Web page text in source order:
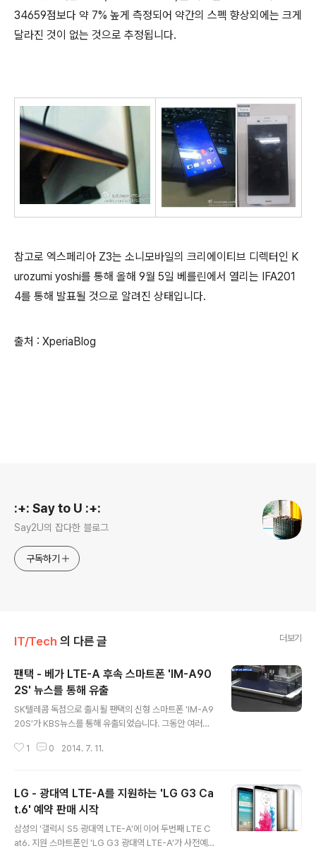
34659점보다 약 7% 높게 측정되어 약간의 스펙 향상외에는 크게
달라진 것이 없는 것으로 추정됩니다.
참고로 엑스페리아 Z3는 소니모바일의 크리에이티브 디렉터인 K
urozumi yoshi를 통해 올해 9월 5일 베를린에서 열리는 IFA201
4를 통해 발표될 것으로 알려진 상태입니다.
출처 : XperiaBlog
:+: Say to U :+:
Say2U의 잡다한 블로그
구독하기
IT/Tech 의 다른 글 더보기
팬택 - 베가 LTE-A 후속 스마트폰 'IM-A90
2S' 뉴스를 통해 유출
SK텔레콤 독점으로 출시될 팬택의 신형 스마트폰 'IM-A9
20S'가 KBS뉴스를 통해 유출되었습니다. 그동안 여러차
어냈던 'IM-A920S'는 LTE-Advanced/W-CDMA/G
드래곤 801 쿼드코어 프로세서, 2GB RAM, 전면 210만
/ 후면 1300만 화소 카메라가 탑재된 것이 확인되었습니
다. 또한 방송영상을 통해 베가 아이언2를 닮은 디자인에
후면에 지문인식센서가 탑재된 것이 확인되었으며, 제조일
1 0 2014. 7. 11.
LG - 광대역 LTE-A를 지원하는 'LG G3 Ca
t.6' 예약 판매 시작
삼성의 '갤럭시 S5 광대역 LTE-A'에 이어 두번째 LTE C
at6. 지원 스마트폰인 'LG G3 광대역 LTE-A'가 사전예